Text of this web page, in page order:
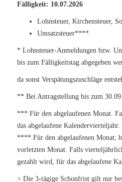
Fälligkeit: 10.07.2026
Lohnsteuer, Kirchensteuer,
Umsatzsteuer****
* Lohnsteuer-Anmeldungen bzw.
bis zum Fälligkeitstag abgegeben
da sonst Verspätungszuschläge
** Bei Antragstellung bis zum
*** Für den abgelaufenen Monat.
das abgelaufene Kalendervierteljahr.
**** Für den abgelaufenen Monat;
vorletzten Monat. Falls
gezahlt wird, für das abgelaufene
> Die 3-tägige Schonfrist gilt nur